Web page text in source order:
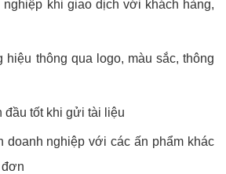
nghiệp khi giao dịch với khách hàng,
hiệu thông qua logo, màu sắc, thông
tốt khi gửi tài liệu
doanh nghiệp với các ấn phẩm khác
đơn